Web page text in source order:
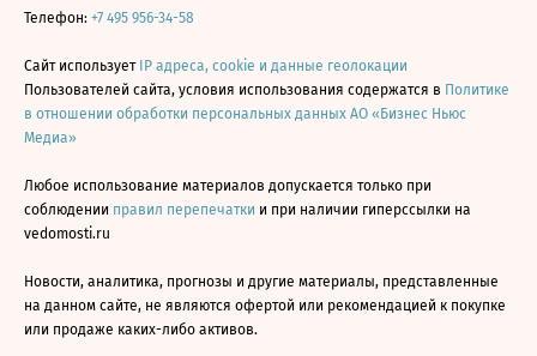
Телефон: +7 495 956-34-58
Сайт использует IP адреса, cookie и данные геолокации
Пользователей сайта, условия использования содержатся в Политике
в отношении обработки персональных данных АО «Бизнес Ньюс
Медиа»
Любое использование материалов допускается только при
соблюдении правил перепечатки и при наличии гиперссылки на
vedomosti.ru
Новости, аналитика, прогнозы и другие материалы, представленные
на данном сайте, не являются офертой или рекомендацией к покупке
или продаже каких-либо активов.